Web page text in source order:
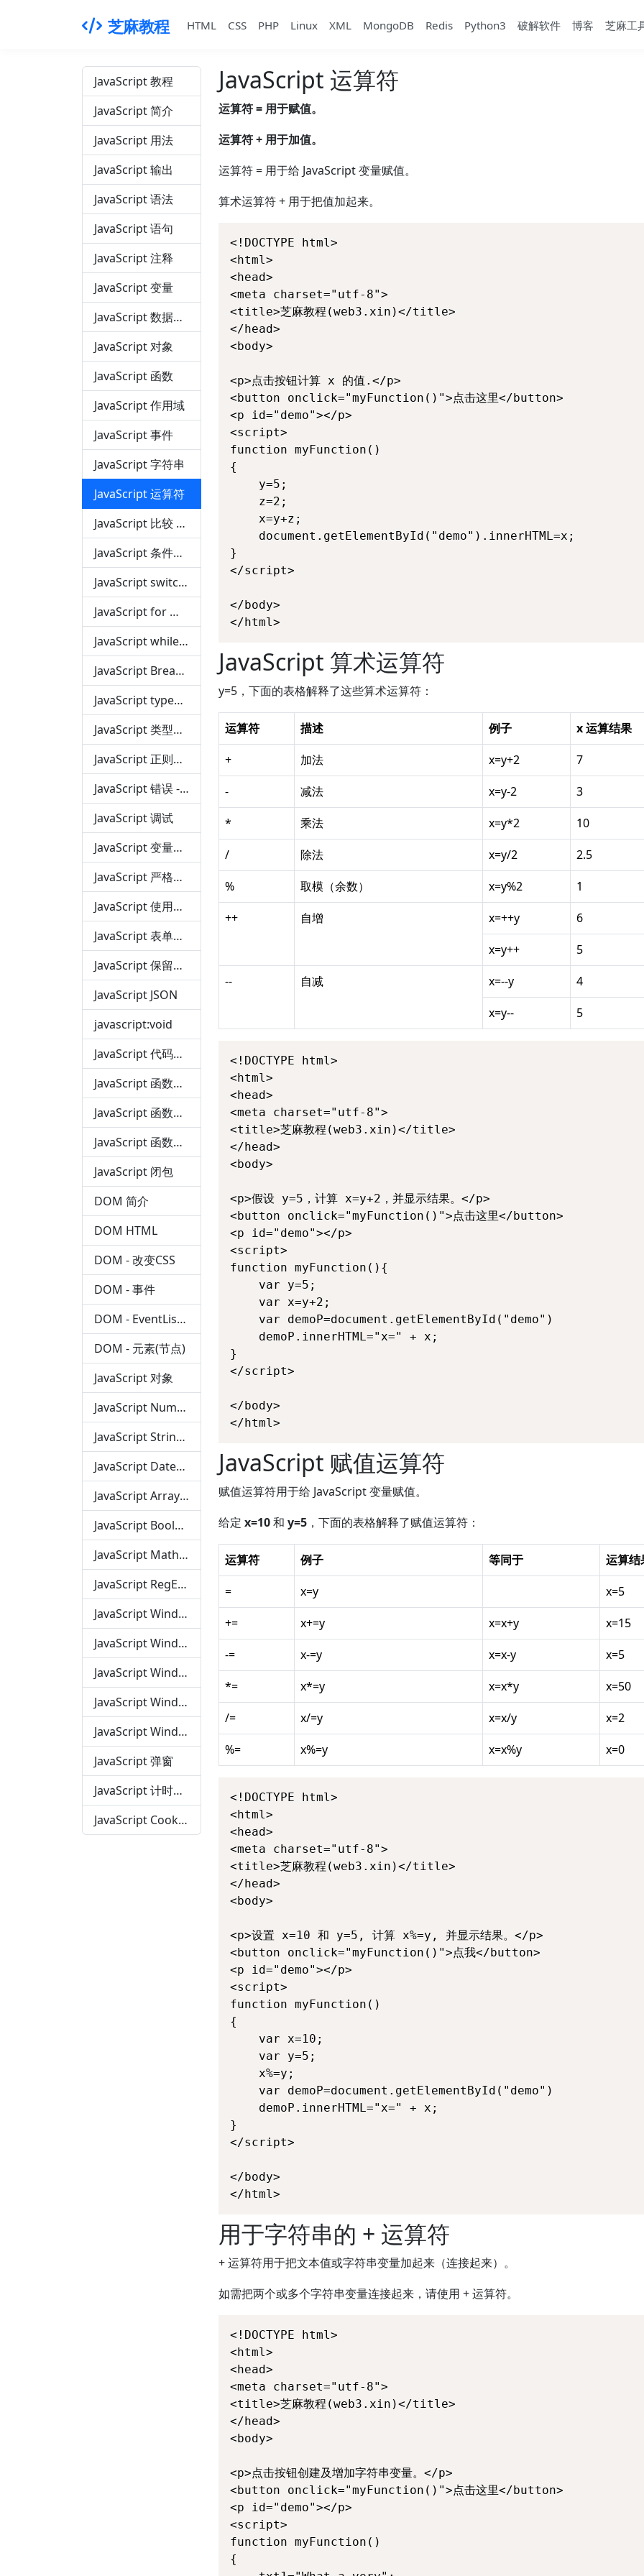
芝麻教程 HTML CSS PHP Linux XML MongoDB Redis Python3 破解软件 博客 芝麻工
JavaScript 教程
JavaScript 简介
JavaScript 用法
JavaScript 输出
JavaScript 语法
JavaScript 语句
JavaScript 注释
JavaScript 变量
JavaScript 数据类型
JavaScript 对象
JavaScript 函数
JavaScript 作用域
JavaScript 事件
JavaScript 字符串
JavaScript 运算符
JavaScript 比较 和 逻辑运算符
JavaScript 条件语句
JavaScript switch 语句
JavaScript for 循环
JavaScript while 循环
JavaScript Break 和 Continue 语句
JavaScript typeof, null, 和 undefined
JavaScript 类型转换
JavaScript 正则表达式
JavaScript 错误 - throw、try 和 catch
JavaScript 调试
JavaScript 变量提升
JavaScript 严格模式
JavaScript 使用误区
JavaScript 表单验证
JavaScript 保留关键字
JavaScript JSON
javascript:void
JavaScript 代码规范
JavaScript 函数定义
JavaScript 函数参数
JavaScript 函数调用
JavaScript 闭包
DOM 简介
DOM HTML
DOM - 改变CSS
DOM - 事件
DOM - EventListener
DOM - 元素(节点)
JavaScript 对象
JavaScript Number（数字）
JavaScript String（字符串）
JavaScript Date（时间）
JavaScript Array（数组）
JavaScript Boolean（布尔值）
JavaScript Math（算数）
JavaScript RegExp（正则）
JavaScript Window
JavaScript Window Screen
JavaScript Window Location
JavaScript Window History
JavaScript Window Navigator
JavaScript 弹窗
JavaScript 计时事件
JavaScript Cookies
JavaScript 运算符
运算符 = 用于赋值。
运算符 + 用于加值。
运算符 = 用于给 JavaScript 变量赋值。
算术运算符 + 用于把值加起来。
<!DOCTYPE html>
<html>
<head>
<meta charset="utf-8">
<title>芝麻教程(web3.xin)</title>
</head>
<body>
<p>点击按钮计算 x 的值.</p>
<button onclick="myFunction()">点击这里</button>
<p id="demo"></p>
<script>
function myFunction()
{
}
</script>
</body>
</html>
JavaScript 算术运算符
y=5，下面的表格解释了这些算术运算符：
运算符 描述 例子
x 运算结果
+
加法 x=y+2
7
-
减法 x=y-2
3
*
乘法 x=y*2
10
/
除法 x=y/2
2.5
%
取模（余数） x=y%2
1
++
自增 x=++y
6
x=y++
5
--
自减 x=--y
4
x=y--
5
<!DOCTYPE html>
<html>
<head>
<meta charset="utf-8">
<title>芝麻教程(web3.xin)</title>
</head>
<body>
<p>假设 y=5，计算 x=y+2，并显示结果。</p>
<button onclick="myFunction()">点击这里</button>
<p id="demo"></p>
<script>
function myFunction(){
}
</script>
</body>
</html>
JavaScript 赋值运算符
赋值运算符用于给 JavaScript 变量赋值。
给定 x=10和 y=5 ，下面的表格解释了赋值运算符：
运算符 例子 等同于
运算结
=
x=y
x=5
+=
x+=y x=x+y
x=15
-=
x-=y x=x-y
x=5
*=
x*=y x=x*y
x=50
/=
x/=y x=x/y
x=2
%=
x%=y x=x%y x=0
<!DOCTYPE html>
<html>
<head>
<meta charset="utf-8">
<title>芝麻教程(web3.xin)</title>
</head>
<body>
<p>设置 x=10 和 y=5, 计算 x%=y, 并显示结果。</p>
<button onclick="myFunction()">点我</button>
<p id="demo"></p>
<script>
function myFunction()
{
}
</script>
</body>
</html>
用于字符串的 + 运算符
+ 运算符用于把文本值或字符串变量加起来（连接起来）。
如需把两个或多个字符串变量连接起来，请使用 + 运算符。
<!DOCTYPE html>
<html>
<head>
<meta charset="utf-8">
<title>芝麻教程(web3.xin)</title>
</head>
<body>
<p>点击按钮创建及增加字符串变量。</p>
<button onclick="myFunction()">点击这里</button>
<p id="demo"></p>
<script>
function myFunction()
{